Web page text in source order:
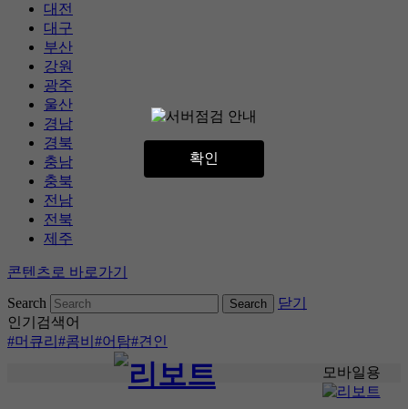
확인
대전
대구
부산
강원
광주
울산
경남
경북
충남
충북
전남
전북
제주
콘텐츠로 바로가기
Search
닫기
인기검색어
#머큐리 #콤비 #어탐#견인
모바일용